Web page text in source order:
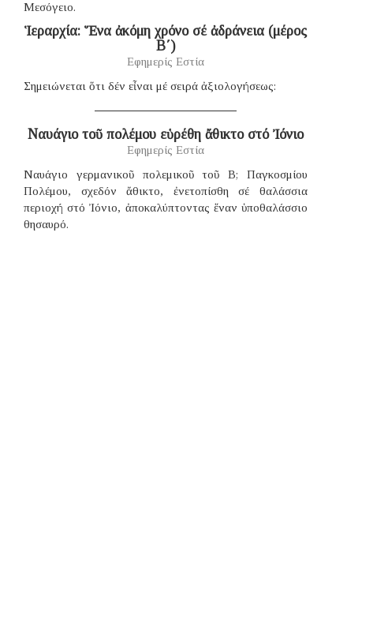
Μεσόγειο.
Ἱεραρχία: Ἕνα ἀκόμη χρόνο σέ ἀδράνεια (μέρος
B΄)
Εφημερίς Εστία
Σημειώνεται ὅτι δέν εἶναι μέ σειρά ἀξιολογήσεως:
Ναυάγιο τοῦ πολέμου εὑρέθη ἄθικτο στό Ἰόνιο
Εφημερίς Εστία
Ναυάγιο γερμανικοῦ πολεμικοῦ τοῦ B; Παγκοσμίου
Πολέμου, σχεδόν ἄθικτο, ἐνετοπίσθη σέ θαλάσσια
περιοχή στό Ἰόνιο, ἀποκαλύπτοντας ἕναν ὑποθαλάσσιο
θησαυρό.